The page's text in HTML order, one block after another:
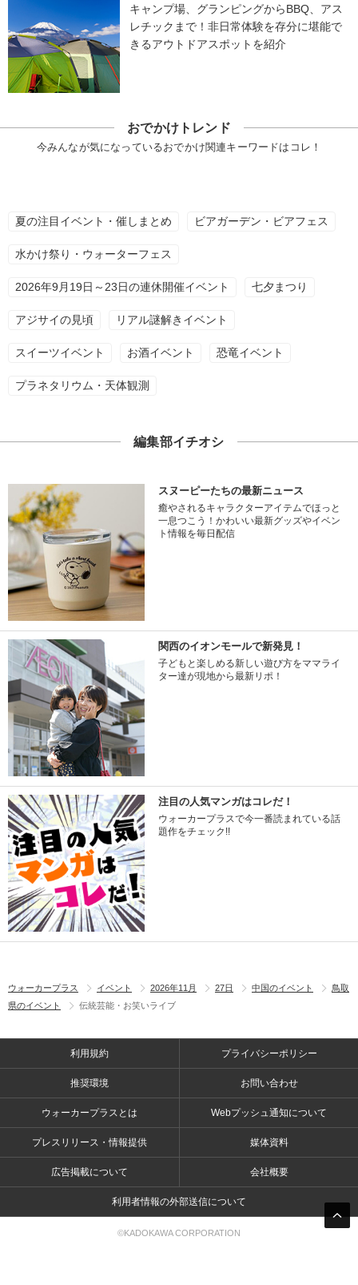
キャンプ場、グランピングからBBQ、アス
レチックまで！非日常体験を存分に堪能で
きるアウトドアスポットを紹介
おでかけトレンド
今みんなが気になっているおでかけ関連キーワードはコレ！
夏の注目イベント・催しまとめ ビアガーデン・ビアフェス
水かけ祭り・ウォーターフェス
2026年9月19日～23日の連休開催イベント 七夕まつり
アジサイの見頃 リアル謎解きイベント
スイーツイベント お酒イベント 恐竜イベント
プラネタリウム・天体観測
編集部イチオシ
スヌーピーたちの最新ニュース
癒やされるキャラクターアイテムでほっと
一息つこう！かわいい最新グッズやイベン
ト情報を毎日配信
関西のイオンモールで新発見！
子どもと楽しめる新しい遊び方をママライ
ター達が現地から最新リポ！
注目の人気マンガはコレだ！
ウォーカープラスで今一番読まれている話
題作をチェック!!
ウォーカープラス イベント 2026年11月 27日 中国のイベント
鳥取
県のイベント
伝統芸能・お笑いライブ
利用規約 プライバシーポリシー
推奨環境 お問い合わせ
ウォーカープラスとは Webプッシュ通知について
プレスリリース・情報提供 媒体資料
広告掲載について 会社概要
利用者情報の外部送信について
©KADOKAWA CORPORATION